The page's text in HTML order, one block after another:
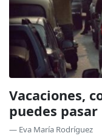
Vacaciones,
puedes
— Eva María Rodríguez